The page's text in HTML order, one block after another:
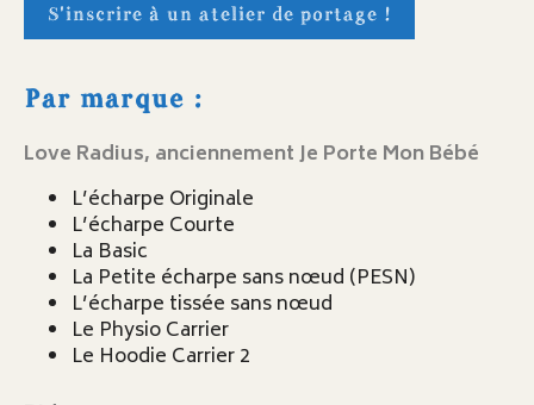
S'inscrire à un atelier de portage !
Par marque :
Love Radius, anciennement Je Porte Mon Bébé
L’écharpe Originale
L’écharpe Courte
La Basic
La Petite écharpe sans nœud (PESN)
L’écharpe tissée sans nœud
Le Physio Carrier
Le Hoodie Carrier 2